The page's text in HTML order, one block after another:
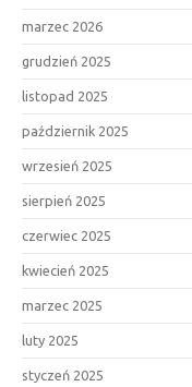
marzec 2026
grudzień 2025
listopad 2025
październik 2025
wrzesień 2025
sierpień 2025
czerwiec 2025
kwiecień 2025
marzec 2025
luty 2025
styczeń 2025